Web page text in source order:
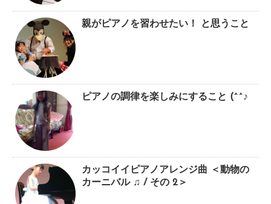
親がピアノを習わせたい！ と思うこと
ピアノの調律を楽しみにすること (^^♪
カッコイイピアノアレンジ曲 ＜動物の
カーニバル ♫ / その 2＞